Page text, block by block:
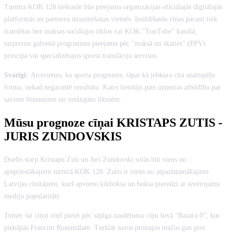
Turnīra KOK 128 tiešraide būs pieejama organizācijas oficiālajās digitālajās
platformās un partneru straumēšanas vietnēs. Iesildīšanās cīņas parasti tiek
translētas bez maksas sociālajos tīklos vai KOK "YouTube" kanālā,
turpretim galvenā programma pieejama pēc "maksā un skaties" (PPV)
principa vai specializētajos sporta translāciju servisos.
Svarīgi: Atcerieties, ka sporta prognozes, tāpat kā jebkura cita azartspēļu
forma, nekad negarantē rezultātu. Katrs lietotājs pats uzņemas atbildību par
saviem lēmumiem un veiktajām likmēm.
Mūsu prognoze cīņai KRISTAPS ZUTIS -
JURIS ZUNDOVSKIS
Duelis starp Kristapu Zuti un Juri Zundovski solās būt viens no
apspriestākajiem turnīrā KOK 128. Zutis ir viens no atpazīstamākajiem
Latvijas cīnītājiem, kurš apvieno kikboksa un boksa pieredzi ar ievērojamu
mediju popularitāti.
Tomēr šai cīņai viņš pieiet pēc sāpīga zaudējuma cīņu šovā “Bazara 0”, kur
piekāpās Francim Rozentālam. Turklāt savos pirmajos mačos gan pret